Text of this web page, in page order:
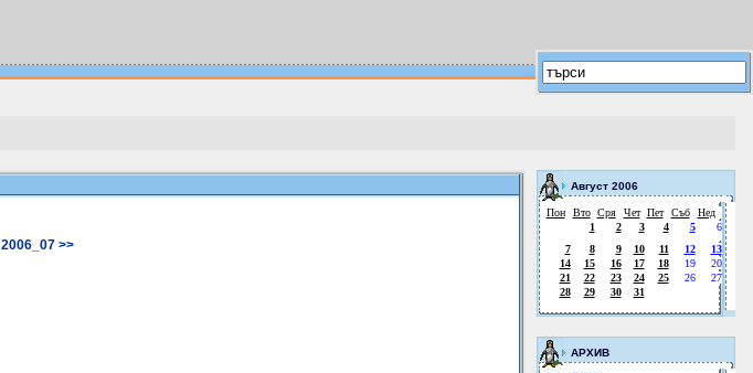
2006_07 >>
Август 2006
Пон Вто Сря Чет Пет Съб
Нед
1
2 3 4 5
6
7
8 9 10 11 12
13
14
15 16 17 18 19
20
21
22 23 24 25 26
27
28
29 30 31
АРХИВ